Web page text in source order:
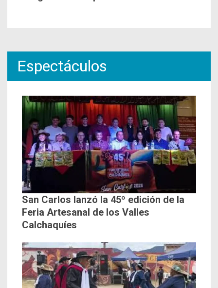
Espectáculos
San Carlos lanzó la 45º edición de la
Feria Artesanal de los Valles
Calchaquíes